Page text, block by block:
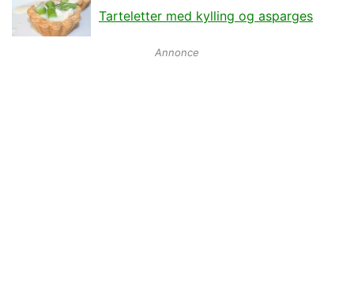
Tarteletter med kylling og asparges
Annonce